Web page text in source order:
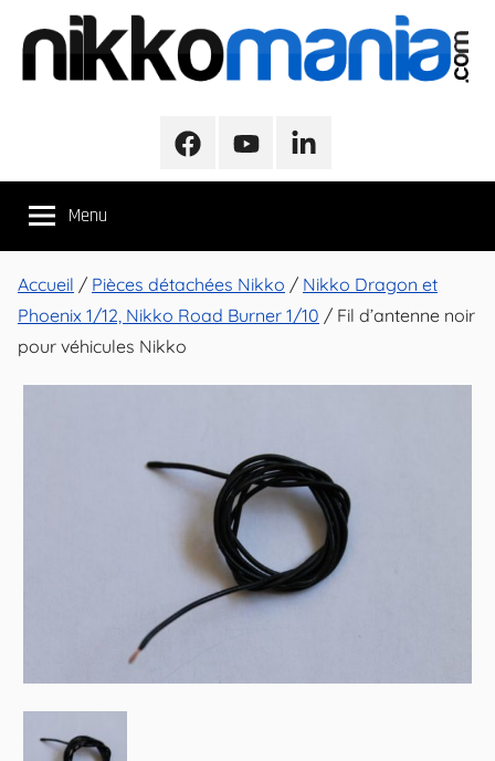
contenu
NikkoMania
Véhicules
Nikko
Evo
Pro-
FacebookYoutubeLinkedIn
Menu
Accueil / Pièces détachées Nikko / Nikko Dragon et
Phoenix 1/12, Nikko Road Burner 1/10 / Fil d’antenne noir
pour véhicules Nikko